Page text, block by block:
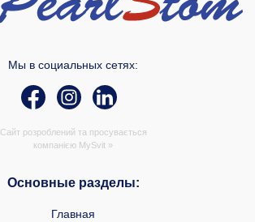
Мы в социальных сетях:
Сайт розроблений та просувається
компанією MySvit »
Основные разделы:
Главная